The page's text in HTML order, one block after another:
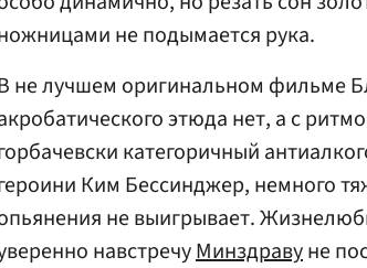
не подымается рука.
не лучшем оригинальном фильме
этюда нет, а с
категоричный
Ким Бессинджер, немного
не выигрывает.
навстречуМинздравуне